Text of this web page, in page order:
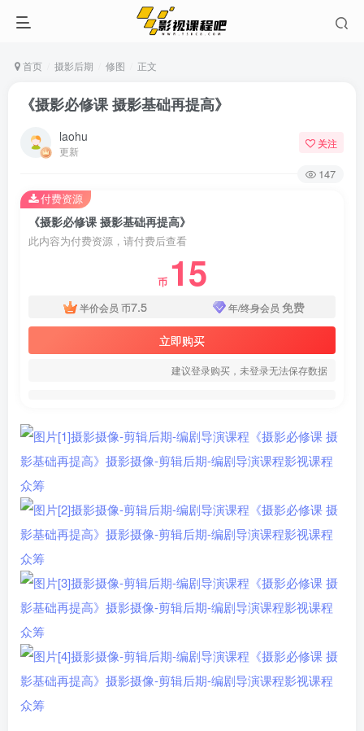
首页 摄影后期 修图 正文
《摄影必修课 摄影基础再提高》
laohu
更新
关注
147
《摄影必修课 摄影基础再提高》
此内容为付费资源，请付费后查看
币 15
半价会员 币7.5 年/终身会员 免费
立即购买
建议登录购买，未登录无法保存数据
付费资源